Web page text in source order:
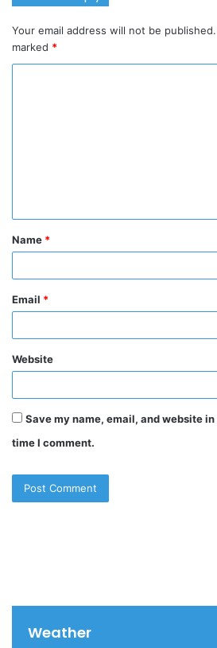
Your email address will not be published.
marked *
t
*
Name *
Email *
Website
Save my name, email, and website
time I comment.
Weather